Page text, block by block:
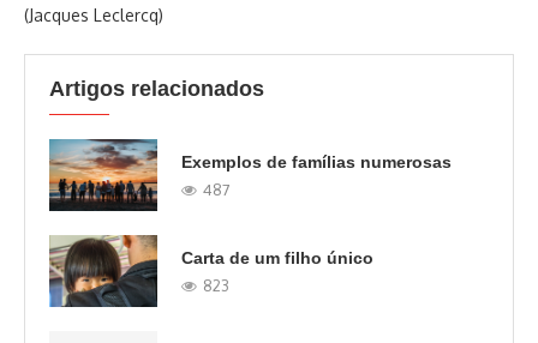
(Jacques Leclercq)
Artigos relacionados
Exemplos de famílias numerosas
487
Carta de um filho único
823